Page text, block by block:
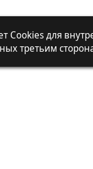
Cookies для
третьим